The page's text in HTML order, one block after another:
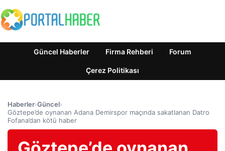
Güncel Haberler Firma Rehberi Forum
Çerez Politikası
Haberler›Güncel›
Göztepe’de oynanan Adana Demirspor maçında sakatlanan Datro
Fofana’dan kötü haber